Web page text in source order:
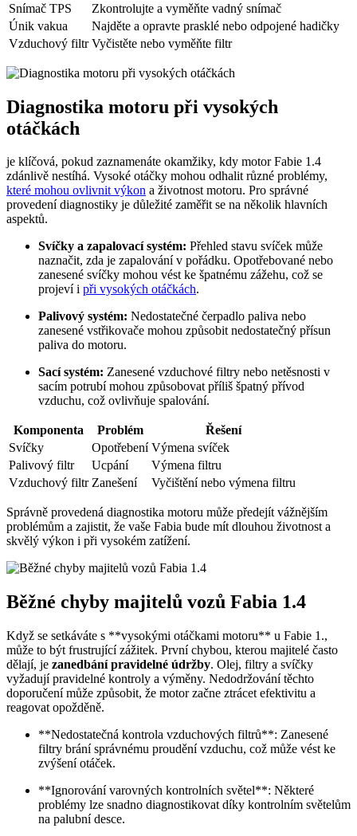
Snímač TPS
Zkontrolujte a‍ vyměňte vadný snímač
Únik⁤ vakua
Najděte a opravte prasklé nebo odpojené hadičky
Vzduchový ⁣filtr Vyčistěte⁢ nebo vyměňte filtr
Diagnostika motoru při vysokých
otáčkách
je ⁣klíčová, pokud zaznamenáte okamžiky, kdy motor Fabie 1.4
zdánlivě nestíhá. Vysoké otáčky mohou odhalit ⁢různé problémy,
které mohou ovlivnit výkon a⁢ životnost motoru. Pro ⁣správné
provedení diagnostiky je důležité zaměřit se na‌ několik hlavních
aspektů.
Svíčky a zapalovací systém: Přehled stavu svíček může
naznačit, zda⁤ je zapalování v pořádku. Opotřebované nebo
zanesené svíčky mohou vést‍ ke špatnému ​zážehu, což se
projeví‍ i při‍ vysokých otáčkách.
Palivový systém: Nedostatečné čerpadlo paliva nebo
zanesené vstřikovače mohou způsobit nedostatečný přísun
paliva do motoru.
Sací systém: Zanesené vzduchové filtry nebo netěsnosti v
sacím potrubí mohou způsobovat⁣ příliš ‌špatný přívod
vzduchu, což ovlivňuje ​spalování.
Komponenta Problém
Řešení
Svíčky
Opotřebení Výmena svíček
Palivový‍ filtr
Ucpání
Výmena filtru
Vzduchový filtr Zanešení Vyčištění nebo výmena filtru
Správně provedená diagnostika motoru může předejít⁤ vážnějším‌
problémům a​ zajistit, že vaše Fabia bude mít dlouhou životnost a‌
skvělý⁤ výkon i při vysokém zatížení.
Běžné chyby majitelů vozů Fabia 1.4
Když se ​setkáváte s **vysokými otáčkami motoru** u Fabie 1.,
může⁣ to být frustrující zážitek. První chybou, kterou majitelé často
dělají, je zanedbání pravidelné údržby. Olej, filtry a svíčky
vyžadují pravidelné kontroly a výměny. Nedodržování těchto
doporučení může způsobit,⁣ že⁤ motor začne ztrácet efektivitu a
reagovat opožděně.
**Nedostatečná kontrola vzduchových filtrů**: Zanesené
filtry​ brání správnému ‌proudění vzduchu, což⁢ může vést ke
zvýšení ‌otáček.
**Ignorování varovných kontrolních světel**: Některé
problémy lze snadno diagnostikovat díky⁣ kontrolním ⁣světelům
na palubní desce.